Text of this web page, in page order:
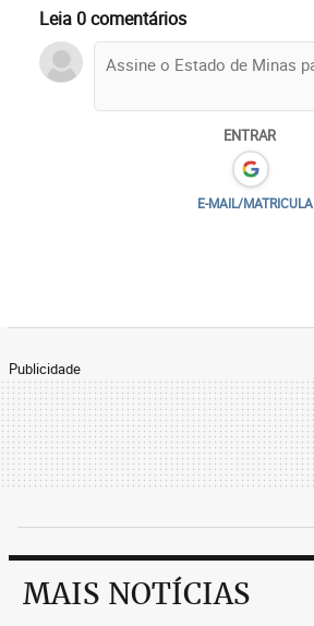
Leia 0 comentários
ENTRAR
E-MAIL/MATRICULA
Publicidade
MAIS NOTÍCIAS